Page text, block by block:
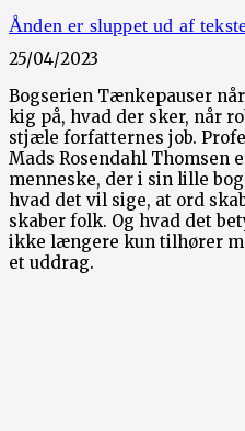
Ånden er sluppet ud af
25/04/2023
Bogserien Tænkepauser
kig på, hvad der sker, når
stjæle forfatternes job.
Mads Rosendahl Thomsen
menneske, der i sin lille
hvad det vil sige, at ord
skaber folk. Og hvad det
ikke længere kun tilhører
et uddrag.